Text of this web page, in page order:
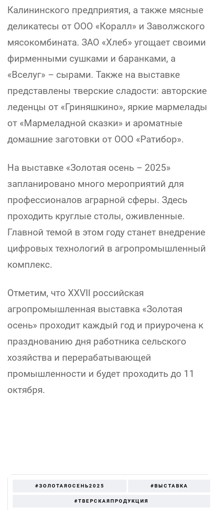
Калининского предприятия, а также мясные
деликатесы от ООО «Коралл» и Заволжского
мясокомбината. ЗАО «Хлеб» угощает своими
фирменными сушками и баранками, а
«Вселуг» – сырами. Также на выставке
представлены тверские сладости: авторские
леденцы от «Гриняшкино», яркие мармелады
от «Мармеладной сказки» и ароматные
домашние заготовки от ООО «Ратибор».
На выставке «Золотая осень – 2025»
запланировано много мероприятий для
профессионалов аграрной сферы. Здесь
проходить круглые столы, оживленные.
Главной темой в этом году станет внедрение
цифровых технологий в агропромышленный
комплекс.
Отметим, что XXVII российская
агропромышленная выставка «Золотая
осень» проходит каждый год и приурочена к
празднованию дня работника сельского
хозяйства и перерабатывающей
промышленности и будет проходить до 11
октября.
#ЗОЛОТАЯОСЕНЬ2025 #ВЫСТАВКА
#ТВЕРСКАЯПРОДУКЦИЯ